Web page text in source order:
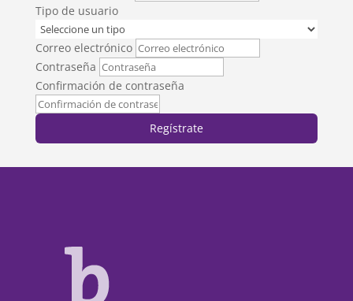
Tipo de usuario
Correo electrónico
Contraseña
Confirmación de contraseña
Regístrate